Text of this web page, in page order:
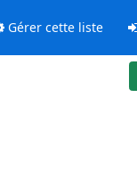
Gérer cette liste